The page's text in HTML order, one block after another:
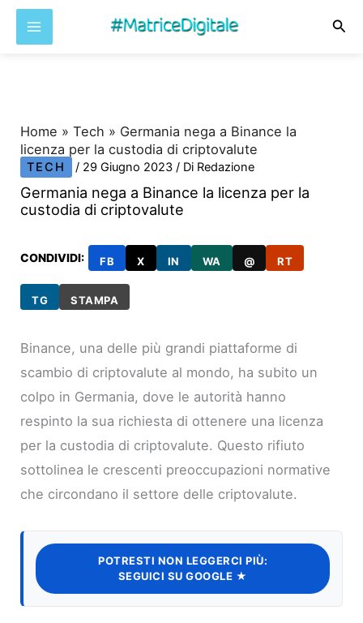
Home »Tech » Germania nega a Binance la
licenza per la custodia di criptovalute
TECH / 29 Giugno 2023/ Di Redazione
Germania nega a Binance la licenza per la
custodia di criptovalute
CONDIVIDI: FB X IN WA @ RT
TG STAMPA
Binance, una delle più grandi piattaforme di
scambio di criptovalute al mondo, ha subito un
colpo in Germania, dove le autorità hanno
respinto la sua richiesta di ottenere una licenza
per la custodia di criptovalute. Questo rifiuto
sottolinea le crescenti preoccupazioni normative
che circondano il settore delle criptovalute.
POTRESTI NON LEGGERCI PIÙ:
SEGUICI SU GOOGLE ★